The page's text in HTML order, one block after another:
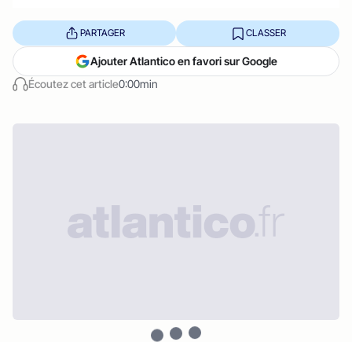
Écoutez cet article0:00min
PARTAGER CLASSER
Ajouter Atlantico en favori sur Google